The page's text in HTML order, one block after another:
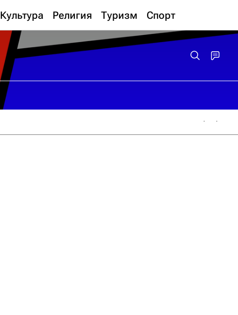
Культура Религия Туризм Спорт